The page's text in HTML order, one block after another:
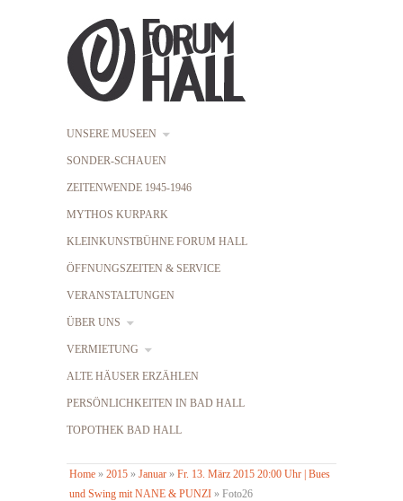
UNSERE MUSEEN
SONDER-SCHAUEN
ZEITENWENDE 1945-1946
MYTHOS KURPARK
KLEINKUNSTBÜHNE FORUM HALL
ÖFFNUNGSZEITEN & SERVICE
VERANSTALTUNGEN
ÜBER UNS
VERMIETUNG
ALTE HÄUSER ERZÄHLEN
PERSÖNLICHKEITEN IN BAD HALL
TOPOTHEK BAD HALL
Home » 2015 » Januar » Fr. 13. März 2015 20:00 Uhr | Bues
und Swing mit NANE & PUNZI » Foto26